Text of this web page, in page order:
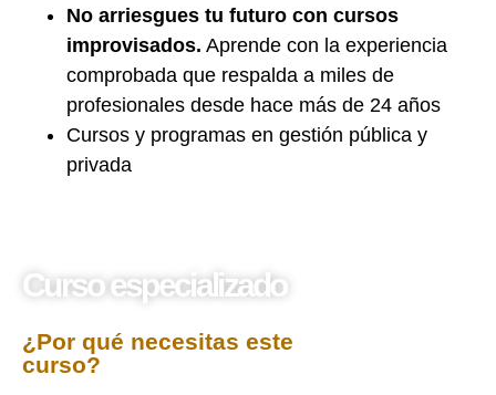
No arriesgues tu futuro con cursos
improvisados. Aprende con la experiencia
comprobada que respalda a miles de
profesionales desde hace más de 24 años
Cursos y programas en gestión pública y
privada
Curso especializado
¿Por qué necesitas este
curso?